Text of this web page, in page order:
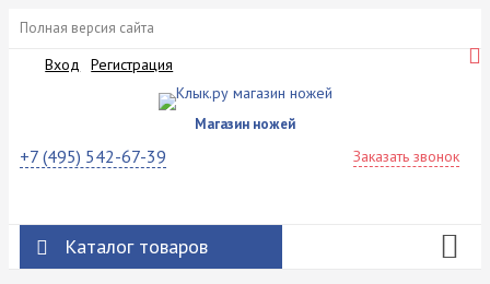
Полная версия сайта
Вход Регистрация
Магазин ножей
+7 (495) 542-67-39 Заказать звонок
Каталог товаров